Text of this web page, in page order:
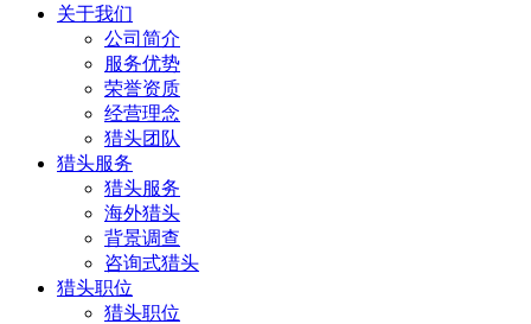
关于我们
公司简介
服务优势
荣誉资质
经营理念
猎头团队
猎头服务
猎头服务
海外猎头
背景调查
咨询式猎头
猎头职位
猎头职位